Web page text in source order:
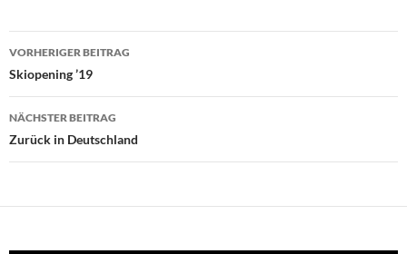
Beitragsnavigation
VORHERIGER BEITRAG
Skiopening ’19
NÄCHSTER BEITRAG
Zurück in Deutschland